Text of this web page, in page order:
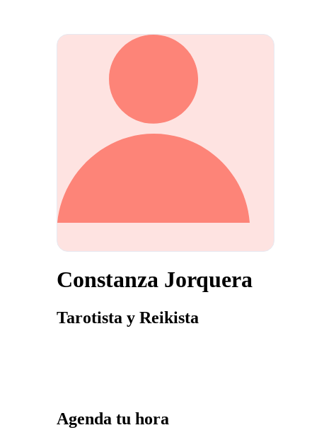
Constanza Jorquera
Tarotista y Reikista
Agenda tu hora